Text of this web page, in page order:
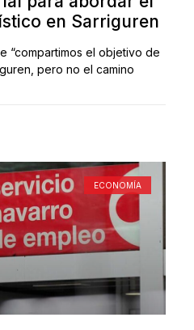
en Sarriguren
“compartimos el objetivo de
pero no el camino
ECONOMÍA